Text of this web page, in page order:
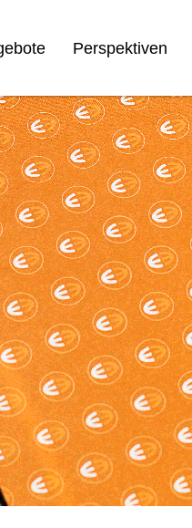
Perspektiven